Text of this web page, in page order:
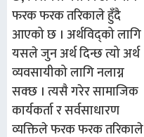
फरक फरक तरिकाले हुँदै
आएको छ । अर्थविद्को लागि
यसले जुन अर्थ दिन्छ त्यो अर्थ
व्यवसायीको लागि नलाग्न
सक्छ । त्यसै गरेर सामाजिक
कार्यकर्ता र सर्वसाधारण
व्यक्तिले फरक फरक तरिकाले